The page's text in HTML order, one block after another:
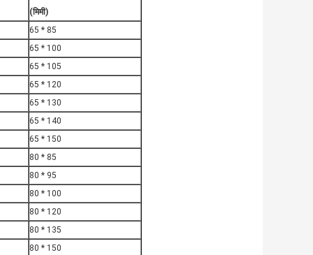
(मिमी)
65 * 85
65 * 100
65 * 105
65 * 120
65 * 130
65 * 140
65 * 150
80 * 85
80 * 95
80 * 100
80 * 120
80 * 135
80 * 150